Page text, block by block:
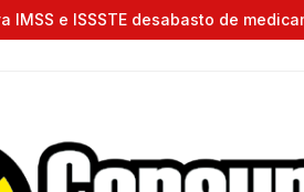
e ISSSTE desabasto de